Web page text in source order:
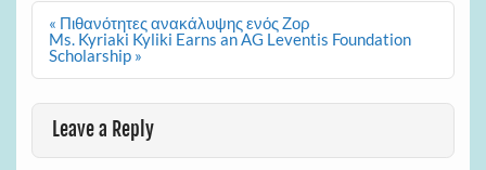
Post
navigation
« Πιθανότητες ανακάλυψης ενός Ζορ
Ms. Kyriaki Kyliki Earns an AG Leventis Foundation
Scholarship »
Leave a Reply